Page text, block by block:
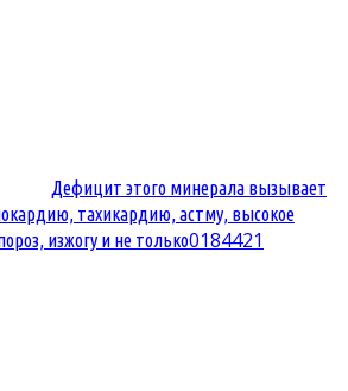
Дефицит этого минерала вызывает
тахикардию, астму, высокое
изжогу и не только0184421